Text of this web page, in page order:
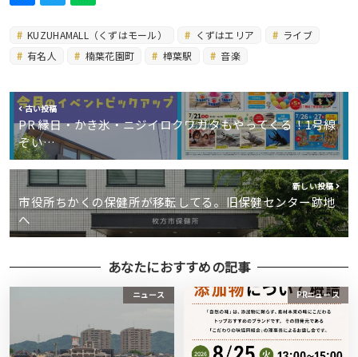
KUZUHAMALL（くずはモール） くずはエリア
ライブ
有名人
楠葉花園町 樟葉駅 音楽
古い投稿
PR 縁日・かき氷・ニジイロクワガタもやってくる！1号線
ぞい…
新しい投稿
市役所ちかくの保健所が移転してる。旧保健センター跡地
へ
あなたにおすすめの記事
ニュース PRニュース